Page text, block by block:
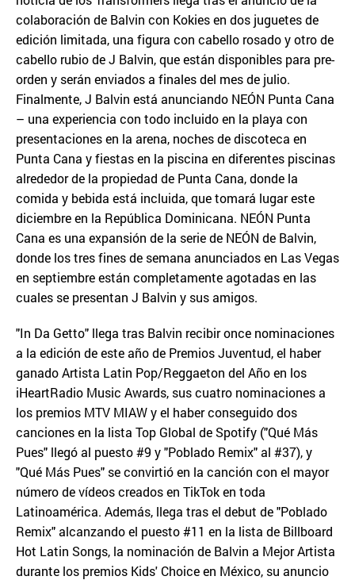
colaboración de Balvin con Kokies en dos juguetes de
edición limitada, una figura con cabello rosado y otro de
cabello rubio de J Balvin, que están disponibles para pre-
orden y serán enviados a finales del mes de julio.
Finalmente, J Balvin está anunciando NEÓN Punta Cana
– una experiencia con todo incluido en la playa con
presentaciones en la arena, noches de discoteca en
Punta Cana y fiestas en la piscina en diferentes piscinas
alrededor de la propiedad de Punta Cana, donde la
comida y bebida está incluida, que tomará lugar este
diciembre en la República Dominicana. NEÓN Punta
Cana es una expansión de la serie de NEÓN de Balvin,
donde los tres fines de semana anunciados en Las Vegas
en septiembre están completamente agotadas en las
cuales se presentan J Balvin y sus amigos.
"In Da Getto" llega tras Balvin recibir once nominaciones
a la edición de este año de Premios Juventud, el haber
ganado Artista Latin Pop/Reggaeton del Año en los
iHeartRadio Music Awards, sus cuatro nominaciones a
los premios MTV MIAW y el haber conseguido dos
canciones en la lista Top Global de Spotify ("Qué Más
Pues" llegó al puesto #9 y "Poblado Remix" al #37), y
"Qué Más Pues" se convirtió en la canción con el mayor
número de vídeos creados en TikTok en toda
Latinoamérica. Además, llega tras el debut de "Poblado
Remix" alcanzando el puesto #11 en la lista de Billboard
Hot Latin Songs, la nominación de Balvin a Mejor Artista
durante los premios Kids' Choice en México, su anuncio